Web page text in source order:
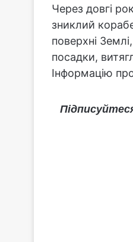
Через довгі
зниклий
поверхні
посадки,
Інформацію